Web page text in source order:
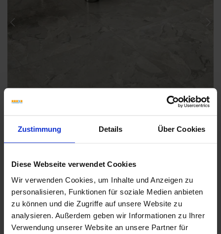
Zustimmung Details Über Cookies
Diese Webseite verwendet Cookies
Wir verwenden Cookies, um Inhalte und Anzeigen zu
personalisieren, Funktionen für soziale Medien anbieten
zu können und die Zugriffe auf unsere Website zu
analysieren. Außerdem geben wir Informationen zu Ihrer
Verwendung unserer Website an unsere Partner für
Previous
Weitere Serien von Coem
Fliesenkleber